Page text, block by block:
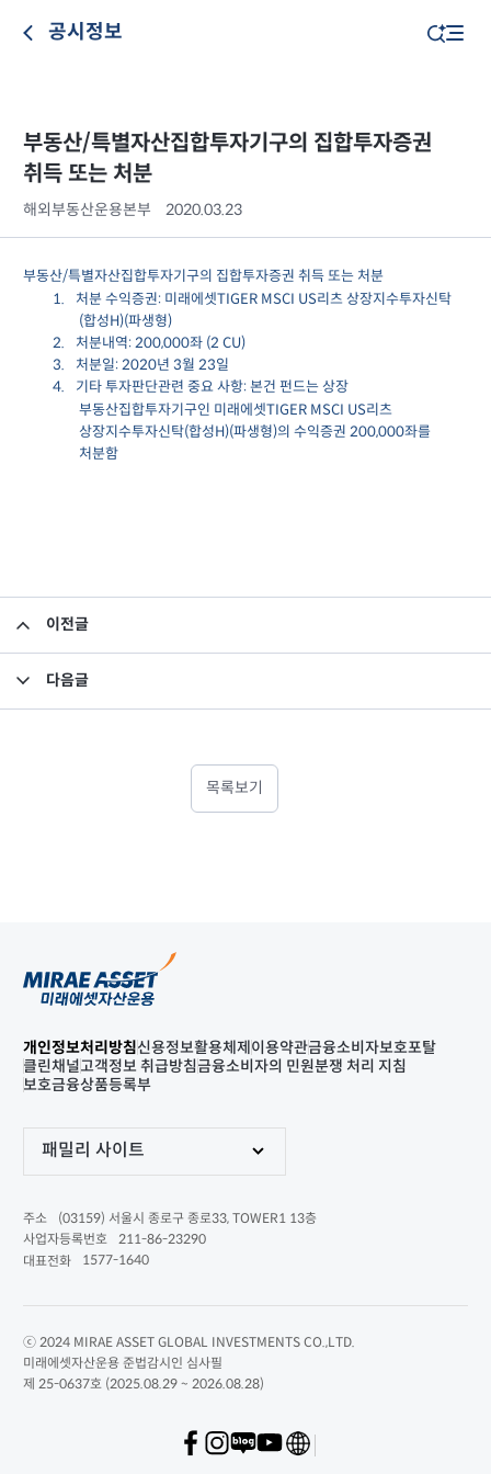
공시정보
부동산/특별자산집합투자기구의 집합투자증권
취득 또는 처분
해외부동산운용본부 2020.03.23
부동산/특별자산집합투자기구의 집합투자증권 취득 또는 처분
1.
처분 수익증권: 미래에셋TIGER MSCI US리츠 상장지수투자신탁
(합성H)(파생형)
2.
처분내역: 200,000좌 (2 CU)
3.
처분일: 2020년 3월 23일
4.
기타 투자판단관련 중요 사항: 본건 펀드는 상장
부동산집합투자기구인 미래에셋TIGER MSCI US리츠
상장지수투자신탁(합성H)(파생형)의 수익증권 200,000좌를
처분함
이전글
다음글
목록보기
개인정보처리방침신용정보활용체제 이용약관금융소비자보호포탈
클린채널고객정보 취급방침금융소비자의 민원분쟁 처리 지침
보호금융상품등록부
패밀리 사이트
주소
(03159) 서울시 종로구 종로33, TOWER1 13층
사업자등록번호
211-86-23290
대표전화
1577-1640
ⓒ 2024 MIRAE ASSET GLOBAL INVESTMENTS CO.,LTD.
미래에셋자산운용 준법감시인 심사필
제 25-0637호 (2025.08.29 ~ 2026.08.28)